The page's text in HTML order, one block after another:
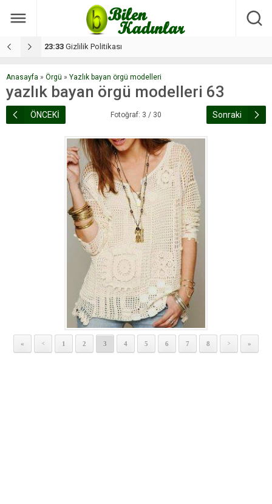
17:08 Dilan, düğününe 5 gün kala hayatını kaybetti
Anasayfa » Örgü » Yazlık bayan örgü modelleri
yazlık bayan örgü modelleri 63
ÖNCEKİ Fotoğraf: 3 / 30 Sonraki
« < 1 2 3 4 5 6 7 8 > »